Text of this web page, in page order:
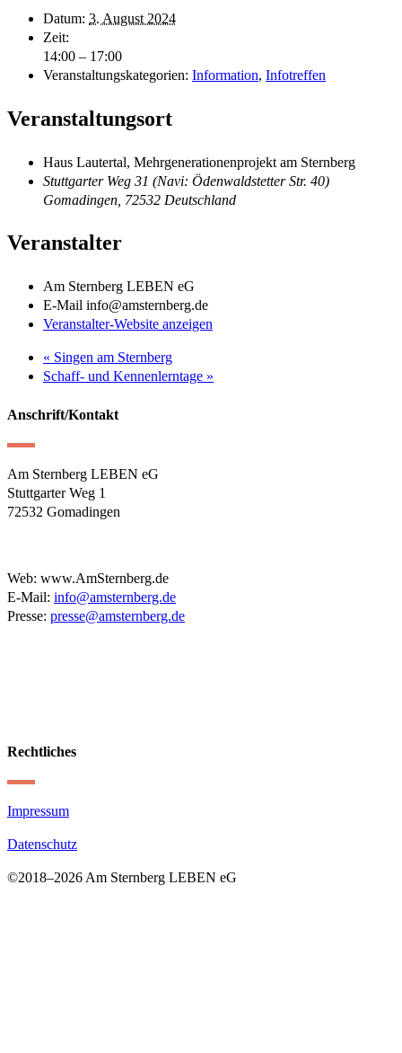
Datum: 3. August 2024
Zeit:
14:00 – 17:00
Veranstaltungskategorien: Information, Infotreffen
Veranstaltungsort
Haus Lautertal, Mehrgenerationenprojekt am Sternberg
Stuttgarter Weg 31 (Navi: Ödenwaldstetter Str. 40)
Gomadingen 72532 Deutschland
Veranstalter
Am Sternberg LEBEN eG
E-Mail info@amsternberg.de
Veranstalter-Website anzeigen
« Singen am Sternberg
Schaff- und Kennenlerntage »
Anschrift/Kontakt
Am Sternberg LEBEN eG
Stuttgarter Weg 1
72532 Gomadingen
Web: www.AmSternberg.de
E-Mail: info@amsternberg.de
Presse: presse@amsternberg.de
Rechtliches
Impressum
Datenschutz
©2018–2026 Am Sternberg LEBEN eG